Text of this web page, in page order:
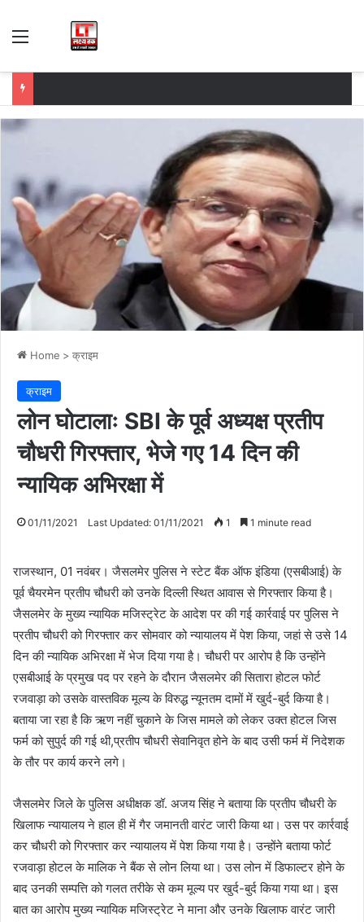
Menu
Home > क्राइम
क्राइम
लोन घोटालाः SBI के पूर्व अध्यक्ष प्रतीप
चौधरी गिरफ्तार, भेजे गए 14 दिन की
न्यायिक अभिरक्षा में
01/11/2021 Last Updated: 01/11/2021 1 1 minute read
राजस्थान, 01 नवंबर। जैसलमेर पुलिस ने स्टेट बैंक ऑफ इंडिया (एसबीआई) के
पूर्व चैयरमेन प्रतीप चौधरी को उनके दिल्ली स्थित आवास से गिरफ्तार किया है।
जैसलमेर के मुख्य न्यायिक मजिस्ट्रेट के आदेश पर की गई कार्रवाई पर पुलिस ने
प्रतीप चौधरी को गिरफ्तार कर सोमवार को न्यायालय में पेश किया, जहां से उसे 14
दिन की न्यायिक अभिरक्षा में भेज दिया गया है। चौधरी पर आरोप है कि उन्होंने
एसबीआई के प्रमुख पद पर रहने के दौरान जैसलमेर की सितारा होटल फोर्ट
रजवाड़ा को उसके वास्तविक मूल्य के विरुद्ध न्यूनतम दामों में खुर्द-बुर्द किया है।
बताया जा रहा है कि ऋण नहीं चुकाने के जिस मामले को लेकर उक्त होटल जिस
फर्म को सुपुर्द की गई थी,प्रतीप चौधरी सेवानिवृत होने के बाद उसी फर्म में निदेशक
के तौर पर कार्य करने लगे।
जैसलमेर जिले के पुलिस अधीक्षक डॉ. अजय सिंह ने बताया कि प्रतीप चौधरी के
खिलाफ न्यायालय ने हाल ही में गैर जमानती वारंट जारी किया था। उस पर कार्रवाई
कर चौधरी को गिरफ्तार कर न्यायालय में पेश किया गया है। उन्होंने बताया फोर्ट
रजवाड़ा होटल के मालिक ने बैंक से लोन लिया था। उस लोन में डिफाल्टर होने के
बाद उनकी सम्पत्ति को गलत तरीके से कम मूल्य पर खुर्द-बुर्द किया गया था। इस
बात का आरोप मुख्य न्यायिक मजिस्ट्रेट ने माना और उनके खिलाफ वारंट जारी